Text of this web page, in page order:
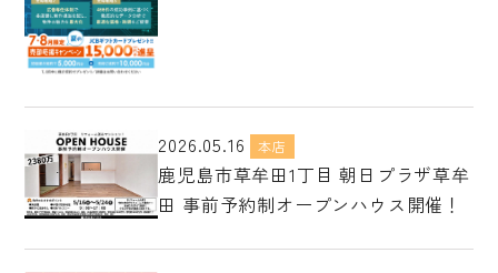
2026.05.16 本店
鹿児島市草牟田1丁目 朝日プラザ草牟
田 事前予約制オープンハウス開催！